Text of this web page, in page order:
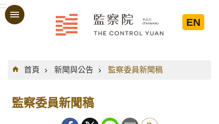
跳到主要內容區塊
:::
EN
:::
首頁
新聞與公告 監察委員新聞稿
監察委員新聞稿